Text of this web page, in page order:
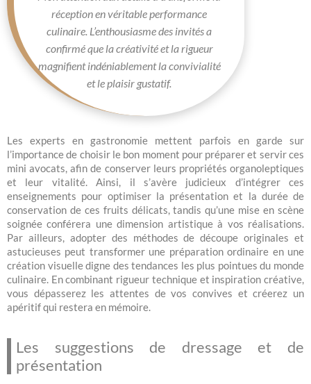
réception en véritable performance
culinaire. L’enthousiasme des invités a
confirmé que la créativité et la rigueur
magnifient indéniablement la convivialité
et le plaisir gustatif.
Les experts en gastronomie mettent parfois en garde sur
l’importance de choisir le bon moment pour préparer et servir ces
mini avocats, afin de conserver leurs propriétés organoleptiques
et leur vitalité. Ainsi, il s’avère judicieux d’intégrer ces
enseignements pour optimiser la présentation et la durée de
conservation de ces fruits délicats, tandis qu’une mise en scène
soignée conférera une dimension artistique à vos réalisations.
Par ailleurs, adopter des méthodes de découpe originales et
astucieuses peut transformer une préparation ordinaire en une
création visuelle digne des tendances les plus pointues du monde
culinaire. En combinant rigueur technique et inspiration créative,
vous dépasserez les attentes de vos convives et créerez un
apéritif qui restera en mémoire.
Les suggestions de dressage et de
présentation